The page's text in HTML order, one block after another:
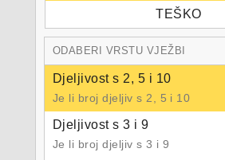
TEŠKO
ODABERI VRSTU VJEŽBI
Djeljivost s 2, 5 i 10
Je li broj djeljiv s 2, 5 i 10
Djeljivost s 3 i 9
Je li broj djeljiv s 3 i 9